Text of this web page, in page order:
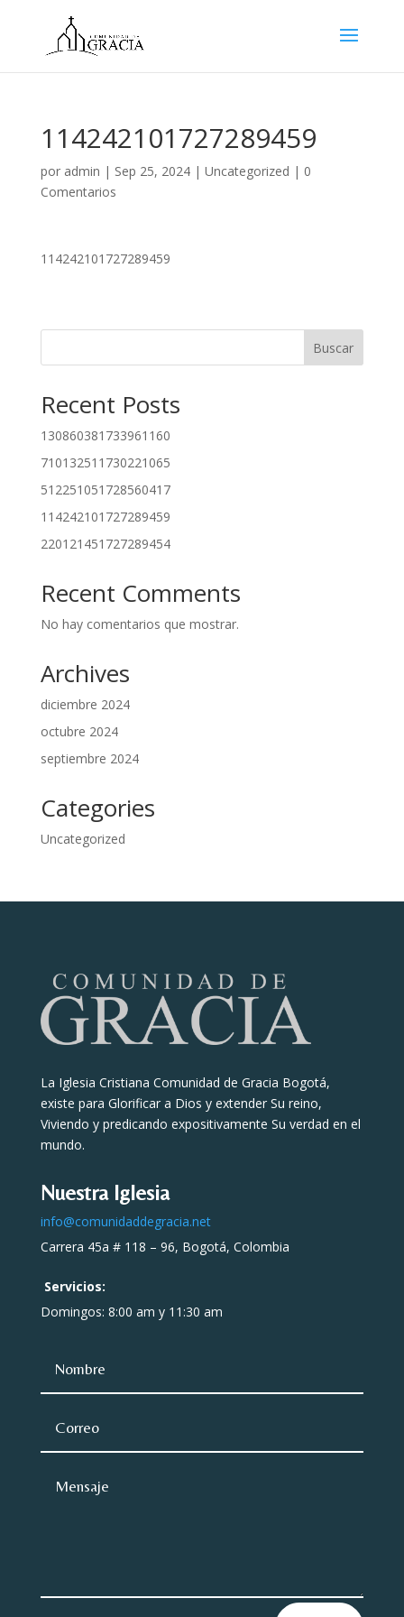
114242101727289459
por admin | Sep 25, 2024| Uncategorized | 0
Comentarios
114242101727289459
Buscar
Recent Posts
130860381733961160
710132511730221065
512251051728560417
114242101727289459
220121451727289454
Recent Comments
No hay comentarios que mostrar.
Archives
diciembre 2024
octubre 2024
septiembre 2024
Categories
Uncategorized
La Iglesia Cristiana Comunidad de Gracia Bogotá,
existe para Glorificar a Dios y extender Su reino,
Viviendo y predicando expositivamente Su verdad en el
mundo.
Nuestra Iglesia
info@comunidaddegracia.net
Carrera 45a # 118 – 96, Bogotá, Colombia
Servicios:
Domingos: 8:00 am y 11:30 am